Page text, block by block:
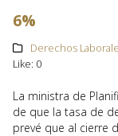
6%
Derechos
Like: 0
La ministra de
de que la tasa de
prevé que al cierre